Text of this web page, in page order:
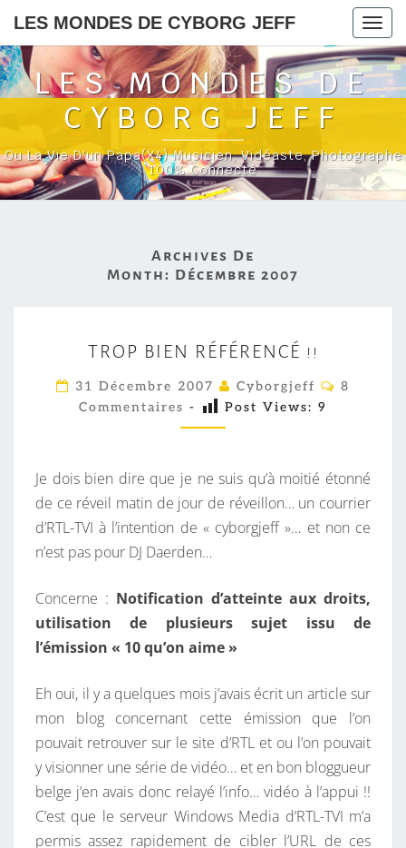
LES MONDES DE CYBORG JEFF
LES MONDES DE
CYBORG JEFF
Ou La Vie D'un Papa(x4) Musicien, Vidéaste, Photographe
100% Connecté
Archives De
Month: Décembre 2007
R
O
P
B
E
N
R
É
É
R
E
C
É
!
!
TROP BIEN RÉFÉRENCÉ !!
31 Décembre 2007 Cyborgjeff
C
A
I
R
E
8
Commentaires - Post Views: 9
Je dois bien dire que je ne suis qu’à moitié étonné
de ce réveil matin de jour de réveillon… un courrier
d’RTL-TVI à l’intention de « cyborgjeff »… et non ce
n’est pas pour DJ Daerden…
Concerne : Notification d’atteinte aux droits,
utilisation de plusieurs sujet issu de
l’émission « 10 qu’on aime »
Eh oui, il y a quelques mois j’avais écrit un article sur
mon blog concernant cette émission que l’on
pouvait retrouver sur le site d’RTL et ou l’on pouvait
y visionner une série de vidéo… et en bon bloggueur
belge j’en avais donc relayé l’info… vidéo à l’appui !!
C’est que le serveur Windows Media d’RTL-TVI m’a
permis assez rapidement de cibler l’URL de ces